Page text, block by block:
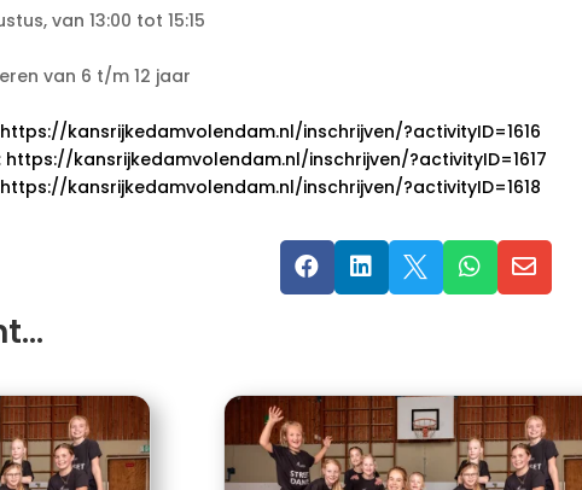
van 13:00 tot 15:15
van 6 t/m 12 jaar
https://kansrijkedamvolendam.nl/inschrijven/?activityID=1616
https://kansrijkedamvolendam.nl/inschrijven/?activityID=1617
https://kansrijkedamvolendam.nl/inschrijven/?activityID=1618
    